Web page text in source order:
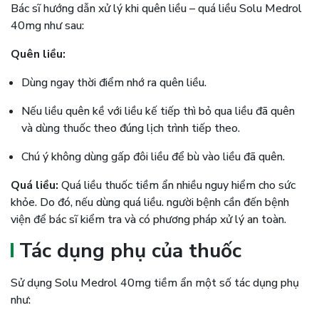
Bác sĩ hướng dẫn xử lý khi quên liều – quá liều Solu Medrol
40mg như sau:
Quên liều:
Dùng ngay thời điểm nhớ ra quên liều.
Nếu liều quên kề với liều kế tiếp thì bỏ qua liều đã quên
và dùng thuốc theo đúng lịch trình tiếp theo.
Chú ý không dùng gấp đôi liều để bù vào liều đã quên.
Quá liều: Quá liều thuốc tiềm ẩn nhiều nguy hiểm cho sức
khỏe. Do đó, nếu dùng quá liều. người bệnh cần đến bệnh
viện để bác sĩ kiểm tra và có phương pháp xử lý an toàn.
Tác dụng phụ của thuốc
Sử dụng Solu Medrol 40mg tiềm ẩn một số tác dụng phụ
như: